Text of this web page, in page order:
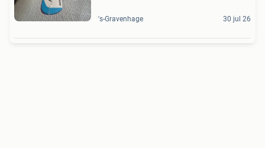
's-Gravenhage 30 jul 26